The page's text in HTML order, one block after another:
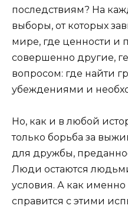
последствиям? На
выборы, от которых
мире, где ценности и
совершенно другие,
вопросом: где найти
убеждениями и
Но, как и в любой
только борьба за
для дружбы,
Люди остаются
условия. А как
справится с этими